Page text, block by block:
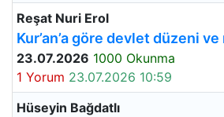
Reşat Nuri Erol
Kur’an’a göre devlet düzeni
23.07.2026 1000 Okunma
1 Yorum 23.07.2026 10:59
Hüseyin Bağdatlı